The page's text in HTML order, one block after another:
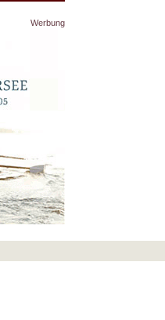
Werbung